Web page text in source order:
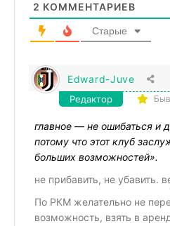
2 КОММЕНТАРИЕВ
Старые
Edward-Juve
Редактор
главное — не ошибаться и
потому что этот клуб
больших возможностей».
не прибавить, не убавить.
По РКМ желательно не
возможность, взять в